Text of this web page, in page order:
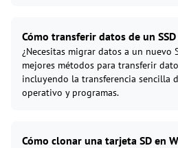
Cómo transferir datos de un
¿Necesitas migrar datos a un nuevo
mejores métodos para transferir
incluyendo la transferencia sencilla
operativo y programas.
Cómo clonar una tarjeta SD en